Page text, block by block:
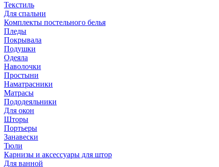
Текстиль
Для спальни
Комплекты постельного белья
Пледы
Покрывала
Подушки
Одеяла
Наволочки
Простыни
Наматрасники
Матрасы
Пододеяльники
Для окон
Шторы
Портьеры
Занавески
Тюли
Карнизы и аксессуары для штор
Для ванной